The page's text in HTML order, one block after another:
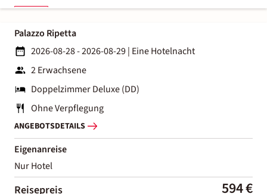
Palazzo Ripetta
2026-08-28 - 2026-08-29| Eine Hotelnacht
2 Erwachsene
Doppelzimmer Deluxe (DD)
Ohne Verpflegung
ANGEBOTSDETAILS
Eigenanreise
Nur Hotel
Reisepreis 594 €